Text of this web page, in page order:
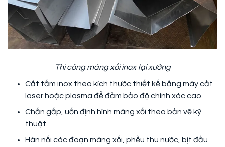
Thi công máng xối inox tại xưởng
Cắt tấm inox theo kích thước thiết kế bằng máy cắt
laser hoặc plasma để đảm bảo độ chính xác cao.
Chấn gấp, uốn định hình máng xối theo bản vẽ kỹ
thuật.
Hàn nối các đoạn máng xối, phễu thu nước, bịt đầu